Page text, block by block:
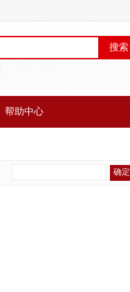
搜索
帮助中心
确定